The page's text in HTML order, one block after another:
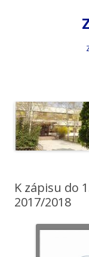
K zápisu do
2017/2018